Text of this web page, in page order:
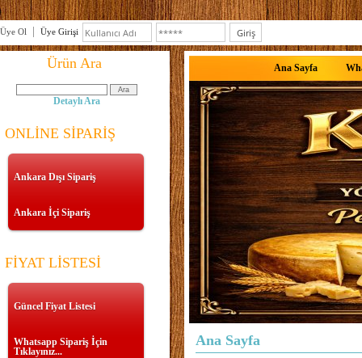
Üye Ol Üye Girişi
Ürün Ara
Detaylı Ara
ONLİNE SİPARİŞ
Ankara Dışı Sipariş
Ankara İçi Sipariş
FİYAT LİSTESİ
Güncel Fiyat Listesi
Whatsapp Sipariş İçin
Tıklayınız...
Ana Sayfa
Ana Sayfa